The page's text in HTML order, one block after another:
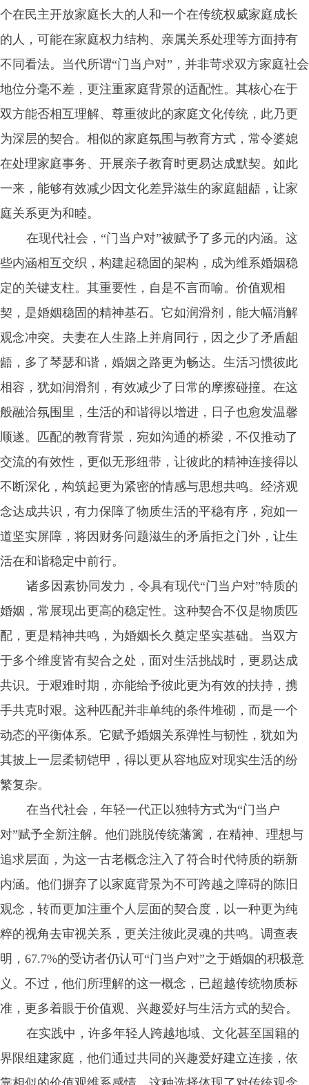
个在民主开放家庭长大的人和一个在传统权威家庭成长
的人，可能在家庭权力结构、亲属关系处理等方面持有
不同看法。当代所谓“门当户对”，并非苛求双方家庭社会
地位分毫不差，更注重家庭背景的适配性。其核心在于
双方能否相互理解、尊重彼此的家庭文化传统，此乃更
为深层的契合。相似的家庭氛围与教育方式，常令婆媳
在处理家庭事务、开展亲子教育时更易达成默契。如此
一来，能够有效减少因文化差异滋生的家庭龃龉，让家
庭关系更为和睦。
在现代社会，“门当户对”被赋予了多元的内涵。这
些内涵相互交织，构建起稳固的架构，成为维系婚姻稳
定的关键支柱。其重要性，自是不言而喻。价值观相
契，是婚姻稳固的精神基石。它如润滑剂，能大幅消解
观念冲突。夫妻在人生路上并肩同行，因之少了矛盾龃
龉，多了琴瑟和谐，婚姻之路更为畅达。生活习惯彼此
相容，犹如润滑剂，有效减少了日常的摩擦碰撞。在这
般融洽氛围里，生活的和谐得以增进，日子也愈发温馨
顺遂。匹配的教育背景，宛如沟通的桥梁，不仅推动了
交流的有效性，更似无形纽带，让彼此的精神连接得以
不断深化，构筑起更为紧密的情感与思想共鸣。经济观
念达成共识，有力保障了物质生活的平稳有序，宛如一
道坚实屏障，将因财务问题滋生的矛盾拒之门外，让生
活在和谐稳定中前行。
诸多因素协同发力，令具有现代“门当户对”特质的
婚姻，常展现出更高的稳定性。这种契合不仅是物质匹
配，更是精神共鸣，为婚姻长久奠定坚实基础。当双方
于多个维度皆有契合之处，面对生活挑战时，更易达成
共识。于艰难时期，亦能给予彼此更为有效的扶持，携
手共克时艰。这种匹配并非单纯的条件堆砌，而是一个
动态的平衡体系。它赋予婚姻关系弹性与韧性，犹如为
其披上一层柔韧铠甲，得以更从容地应对现实生活的纷
繁复杂。
在当代社会，年轻一代正以独特方式为“门当户
对”赋予全新注解。他们跳脱传统藩篱，在精神、理想与
追求层面，为这一古老概念注入了符合时代特质的崭新
内涵。他们摒弃了以家庭背景为不可跨越之障碍的陈旧
观念，转而更加注重个人层面的契合度，以一种更为纯
粹的视角去审视关系，更关注彼此灵魂的共鸣。调查表
明，67.7%的受访者仍认可“门当户对”之于婚姻的积极意
义。不过，他们所理解的这一概念，已超越传统物质标
准，更多着眼于价值观、兴趣爱好与生活方式的契合。
在实践中，许多年轻人跨越地域、文化甚至国籍的
界限组建家庭，他们通过共同的兴趣爱好建立连接，依